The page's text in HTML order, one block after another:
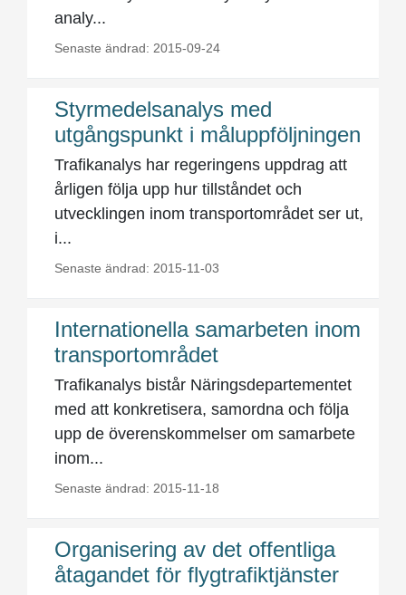
analy...
Senaste ändrad: 2015-09-24
Styrmedelsanalys med
utgångspunkt i måluppföljningen
Trafikanalys har regeringens uppdrag att
årligen följa upp hur tillståndet och
utvecklingen inom transportområdet ser ut,
i...
Senaste ändrad: 2015-11-03
Internationella samarbeten inom
transportområdet
Trafikanalys bistår Näringsdepartementet
med att konkretisera, samordna och följa
upp de överenskommelser om samarbete
inom...
Senaste ändrad: 2015-11-18
Organisering av det offentliga
åtagandet för flygtrafiktjänster